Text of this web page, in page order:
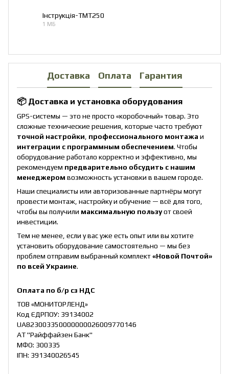
Інструкція-TMT250
1 МБ
Доставка Оплата Гарантия
📦 Доставка и установка оборудования
GPS-системы — это не просто «коробочный» товар. Это
сложные технические решения, которые часто требуют
точной настройки профессионального монтажа и
интеграции с программным обеспечением. Чтобы
оборудование работало корректно и эффективно, мы
рекомендуем предварительно обсудить с нашим
менеджером возможность установки в вашем городе.
Наши специалисты или авторизованные партнёры могут
провести монтаж, настройку и обучение — всё для того,
чтобы вы получили максимальную пользуот своей
инвестиции.
Тем не менее, если у вас уже есть опыт или вы хотите
установить оборудование самостоятельно — мы без
проблем отправим выбранный комплект«Новой Почтой»
по всей Украине.
Оплата по б/р сз НДС
ТОВ «МОНИТОРЛЕНД»
Код ЄДРПОУ: 39134002
UA823003350000000026009770146
АТ "Райффайзен Банк"
МФО: 300335
ІПН: 391340026545